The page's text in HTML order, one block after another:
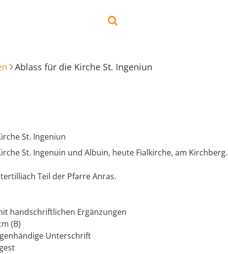
Ablass für die Kirche St. Ingeniun
St. Ingeniun
St. Ingenuin und Albuin, heute Fialkirche, am Kirchberg.
Teil der Pfarre Anras.
handschriftlichen Ergänzungen
(B)
Unterschrift